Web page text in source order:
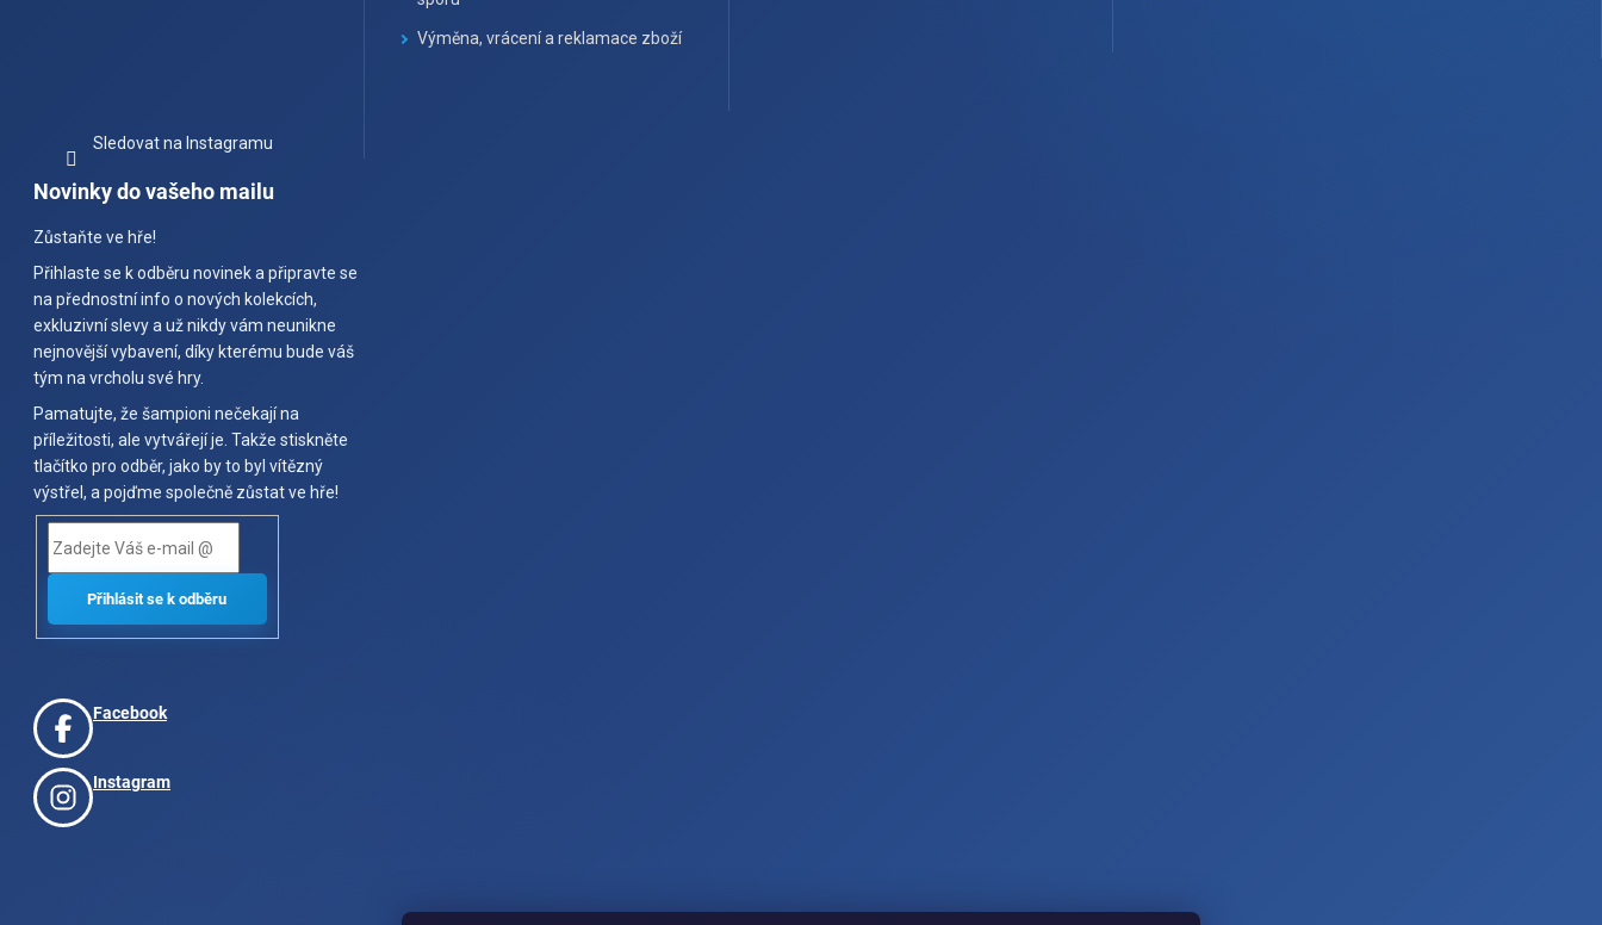
Sledovat na Instagramu
Výměna, vrácení a reklamace zboží
Novinky do vašeho mailu
Zůstaňte ve hře!
Přihlaste se k odběru novinek a připravte se
na přednostní info o nových kolekcích,
exkluzivní slevy a už nikdy vám neunikne
nejnovější vybavení, díky kterému bude váš
tým na vrcholu své hry.
Pamatujte, že šampioni nečekají na
příležitosti, ale vytvářejí je. Takže stiskněte
tlačítko pro odběr, jako by to byl vítězný
výstřel, a pojďme společně zůstat ve hře!
Facebook
Instagram